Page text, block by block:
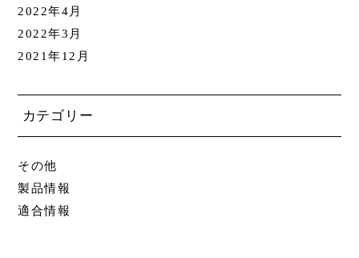
2022年4月
2022年3月
2021年12月
カテゴリー
その他
製品情報
適合情報